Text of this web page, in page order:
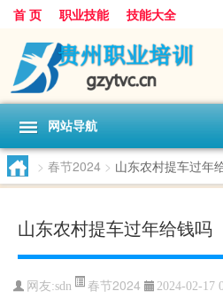
首 页 职业技能 技能大全
网站导航
> 春节2024 > 山东农村提车过年
山东农村提车过年给钱吗
网友:sdn 春节2024 2024-02-17